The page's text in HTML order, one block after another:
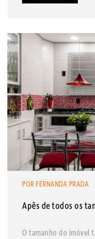
POR FERNANDA PRADA
Apês de todos os
O tamanho do imóvel